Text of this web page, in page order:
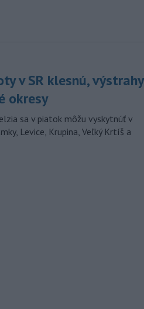
v SR klesnú, výstrahy
okresy
sa v piatok môžu vyskytnúť v
Levice, Krupina, Veľký Krtíš a